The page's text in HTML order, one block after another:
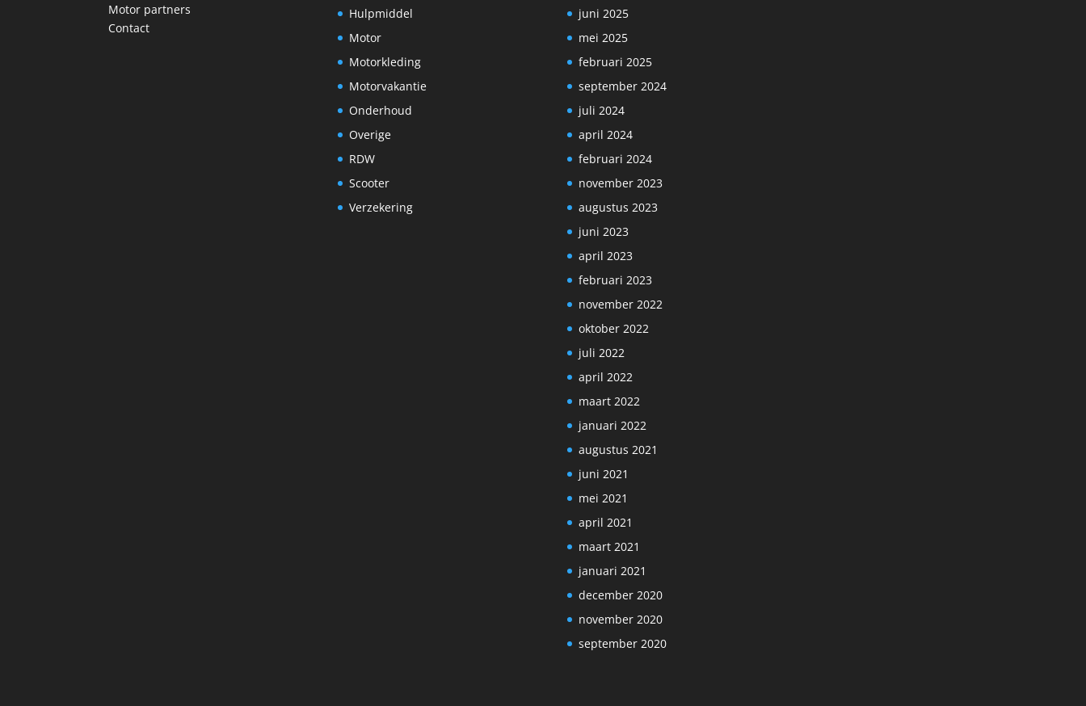
Motor partners
Contact
Hulpmiddel
Motor
Motorkleding
Motorvakantie
Onderhoud
Overige
RDW
Scooter
Verzekering
juni 2025
mei 2025
februari 2025
september 2024
juli 2024
april 2024
februari 2024
november 2023
augustus 2023
juni 2023
april 2023
februari 2023
november 2022
oktober 2022
juli 2022
april 2022
maart 2022
januari 2022
augustus 2021
juni 2021
mei 2021
april 2021
maart 2021
januari 2021
december 2020
november 2020
september 2020